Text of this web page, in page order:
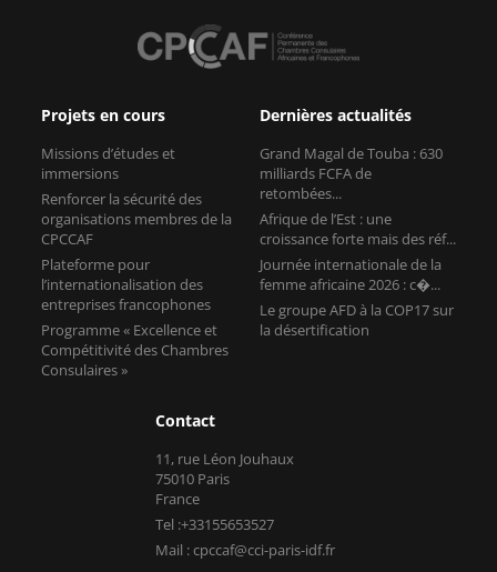
Projets en cours
Missions d’études et
immersions
Renforcer la sécurité des
organisations membres de la
CPCCAF
Plateforme pour
l’internationalisation des
entreprises francophones
Programme « Excellence et
Compétitivité des Chambres
Consulaires »
Dernières actualités
Grand Magal de Touba : 630
milliards FCFA de
retombées...
Afrique de l’Est : une
croissance forte mais des réf...
Journée internationale de la
femme africaine 2026 : c�...
Le groupe AFD à la COP17 sur
la désertification
Contact
11, rue Léon Jouhaux
75010 Paris
France
Tel :+33155653527
Mail : cpccaf@cci-paris-idf.fr